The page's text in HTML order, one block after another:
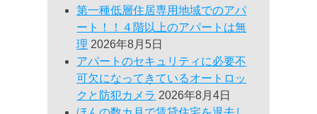
第一種低層住居専用地域でのアパ
ート！！４階以上のアパートは無
理 2026年8月5日
アパートのセキュリティに必要不
可欠になってきているオートロッ
クと防犯カメラ 2026年8月4日